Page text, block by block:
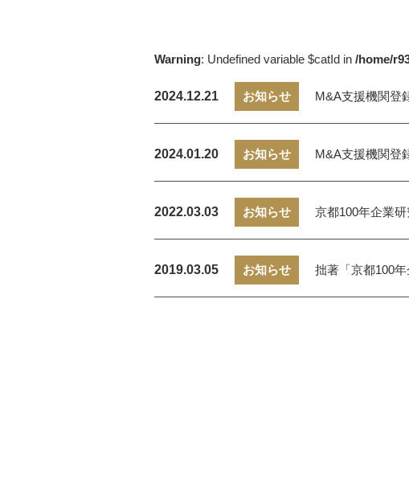
Warning: Undefined variable $catId in /home/
2024.12.21 お知らせ M&A支援機関登
2024.01.20 お知らせ M&A支援機関登
2022.03.03 お知らせ 京都100年企業
2019.03.05 お知らせ 拙著「京都100